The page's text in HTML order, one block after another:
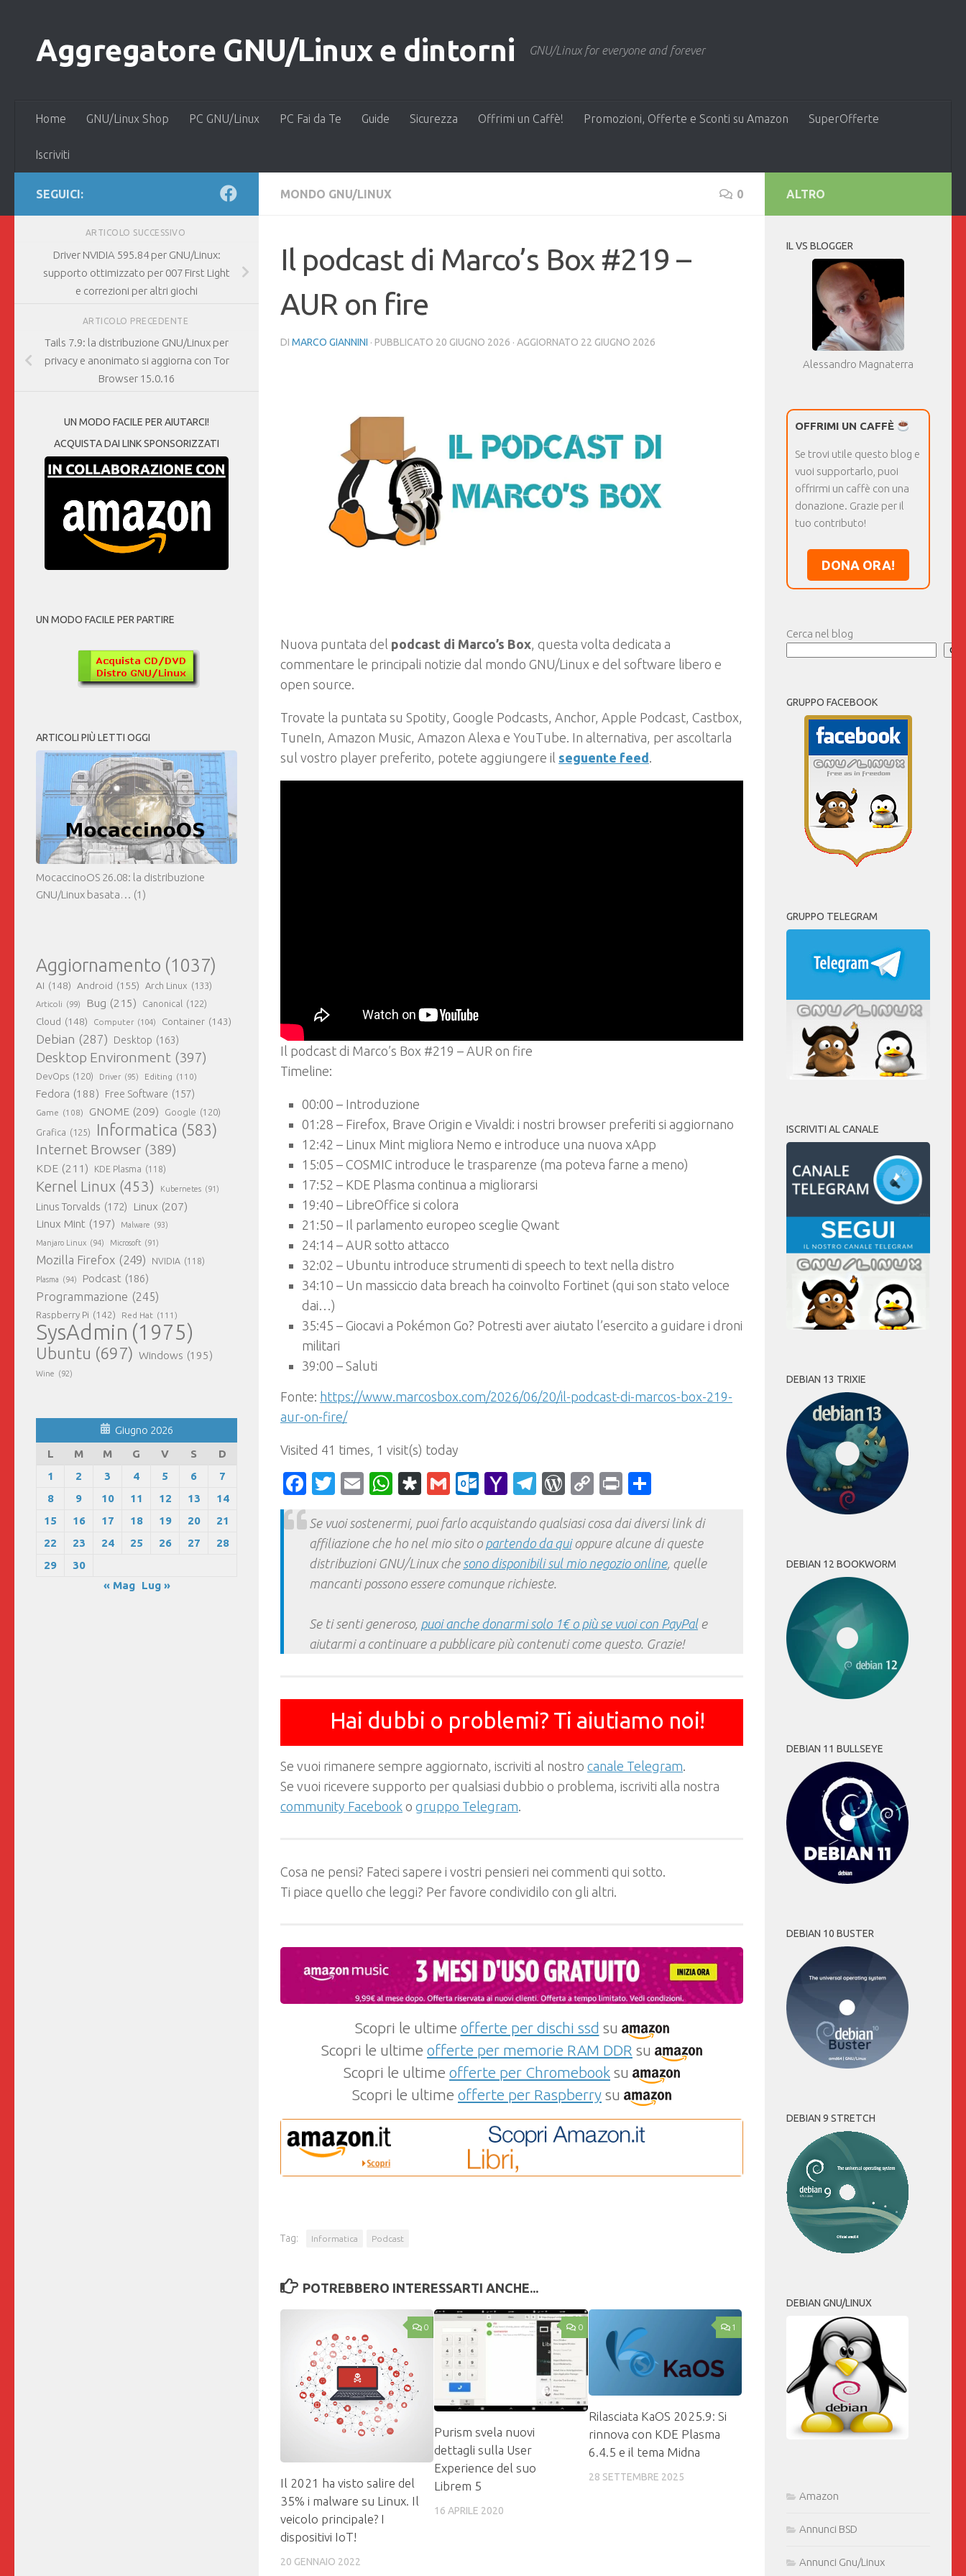
Aggregatore GNU/Linux e dintorni GNU/Linux for everyone and forever
Home GNU/Linux Shop PC GNU/Linux PC Fai da Te Guide Sicurezza Offrimi un Caffè! Promozioni, Offerte e Sconti su Amazon SuperOfferte
Iscriviti
MONDO GNU/LINUX 0
Il podcast di Marco’s Box #219 –
AUR on fire
DI MARCO GIANNINI · PUBBLICATO 20 GIUGNO 2026 · AGGIORNATO 22 GIUGNO 2026
Nuova puntata del podcast di Marco’s Box, questa volta dedicata a
commentare le principali notizie dal mondo GNU/Linux e del software libero e
open source.
Trovate la puntata su Spotity, Google Podcasts, Anchor, Apple Podcast, Castbox,
TuneIn, Amazon Music, Amazon Alexa e YouTube. In alternativa, per ascoltarla
sul vostro player preferito, potete aggiungere il seguente feed .
Il podcast di Marco’s Box #219 – AUR on fire
Timeline:
00:00 – Introduzione
01:28 – Firefox, Brave Origin e Vivaldi: i nostri browser preferiti si aggiornano
12:42 – Linux Mint migliora Nemo e introduce una nuova xApp
15:05 – COSMIC introduce le trasparenze (ma poteva farne a meno)
17:52 – KDE Plasma continua a migliorarsi
19:40 – LibreOffice si colora
21:50 – Il parlamento europeo sceglie Qwant
24:14 – AUR sotto attacco
32:02 – Ubuntu introduce strumenti di speech to text nella distro
34:10 – Un massiccio data breach ha coinvolto Fortinet (qui son stato veloce
dai…)
35:45 – Giocavi a Pokémon Go? Potresti aver aiutato l’esercito a guidare i droni
militari
39:00 – Saluti
Fonte: https://www.marcosbox.com/2026/06/20/il-podcast-di-marcos-box-219-
aur-on-fire/
Visited 41 times, 1 visit(s) today
Facebook
Twitter
EmailWhatsApp
Diaspora
GmailOutlook.com
YahooTelegram
WordPress
CopyPrint
Se vuoi sostenermi, puoi farlo acquistando qualsiasi cosa dai diversi link di
affiliazione che ho nel mio sito o partendo da quioppure alcune di queste
distribuzioni GNU/Linux che sono disponibili sul mio negozio online, quelle
mancanti possono essere comunque richieste.
Se ti senti generoso, puoi anche donarmi solo 1€ o più se vuoi con PayPale
aiutarmi a continuare a pubblicare più contenuti come questo. Grazie!
Hai dubbi o problemi? Ti aiutiamo noi!
Se vuoi rimanere sempre aggiornato, iscriviti al nostro canale Telegram
Se vuoi ricevere supporto per qualsiasi dubbio o problema, iscriviti alla nostra
community Facebook o gruppo Telegram
Cosa ne pensi? Fateci sapere i vostri pensieri nei commenti qui sotto.
Ti piace quello che leggi? Per favore condividilo con gli altri.
Scopri le ultime offerte per dischi ssd su
Scopri le ultime offerte per memorie RAM DDR su
Scopri le ultime offerte per Chromebook su
Scopri le ultime offerte per Raspberry su
Tag: Informatica Podcast
POTREBBERO INTERESSARTI ANCHE...
0
Il 2021 ha visto salire del
35% i malware su Linux. Il
veicolo principale? I
dispositivi IoT!
20 GENNAIO 2022
0
Purism svela nuovi
dettagli sulla User
Experience del suo
Librem 5
16 APRILE 2020
1
Rilasciata KaOS 2025.9: Si
rinnova con KDE Plasma
6.4.5 e il tema Midna
28 SETTEMBRE 2025
SEGUICI:
ARTICOLO SUCCESSIVO
Driver NVIDIA 595.84 per GNU/Linux:
supporto ottimizzato per 007 First Light
e correzioni per altri giochi
ARTICOLO PRECEDENTE
Tails 7.9: la distribuzione GNU/Linux per
privacy e anonimato si aggiorna con Tor
Browser 15.0.16
UN MODO FACILE PER AIUTARCI!
ACQUISTA DAI LINK SPONSORIZZATI
UN MODO FACILE PER PARTIRE
ARTICOLI PIÙ LETTI OGGI
MocaccinoOS 26.08: la distribuzione
GNU/Linux basata… (1)
Aggiornamento (1037)
AI (148) Android (155) Arch Linux (133)
Articoli (99) Bug (215) Canonical (122)
Cloud (148) Computer (104) Container (143)
Debian (287) Desktop (163)
Desktop Environment (397)
DevOps (120) Driver (95) Editing (110)
Fedora (188) Free Software (157)
Game (108) GNOME (209) Google (120)
Grafica (125) Informatica (583)
Internet Browser (389)
KDE (211) KDE Plasma (118)
Kernel Linux (453) Kubernetes (91)
Linus Torvalds (172) Linux (207)
Linux Mint (197) Malware (93)
Manjaro Linux (94) Microsoft (91)
Mozilla Firefox (249) NVIDIA (118)
Plasma (94) Podcast (186)
Programmazione (245)
Raspberry Pi (142) Red Hat (111)
SysAdmin (1975)
Ubuntu (697) Windows (195)
Wine (92)
Giugno 2026
L
M M G V S
D
1
2 3 4 5 6
7
8
9 10 11 12 13
14
15
16 17 18 19 20
21
22
23 24 25 26 27
28
29
30
« Mag
Lug »
ALTRO
IL VS BLOGGER
Alessandro Magnaterra
OFFRIMI UN CAFFÈ
Se trovi utile questo blog e
vuoi supportarlo, puoi
offrirmi un caffè con una
donazione. Grazie per il
tuo contributo!
DONA ORA!
Cerca nel blog
GRUPPO FACEBOOK
GRUPPO TELEGRAM
ISCRIVITI AL CANALE
DEBIAN 13 TRIXIE
DEBIAN 12 BOOKWORM
DEBIAN 11 BULLSEYE
DEBIAN 10 BUSTER
DEBIAN 9 STRETCH
DEBIAN GNU/LINUX
Amazon
Annunci BSD
Annunci Gnu/Linux